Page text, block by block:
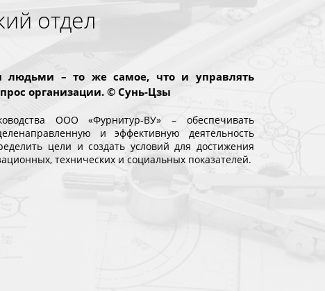
отдел
людьми – то же самое, что и управлять
организации. © Сунь-Цзы
ООО «Фурнитур-ВУ» – обеспечивать
и эффективную деятельность
цели и создать условий для достижения
технических и социальных показателей.